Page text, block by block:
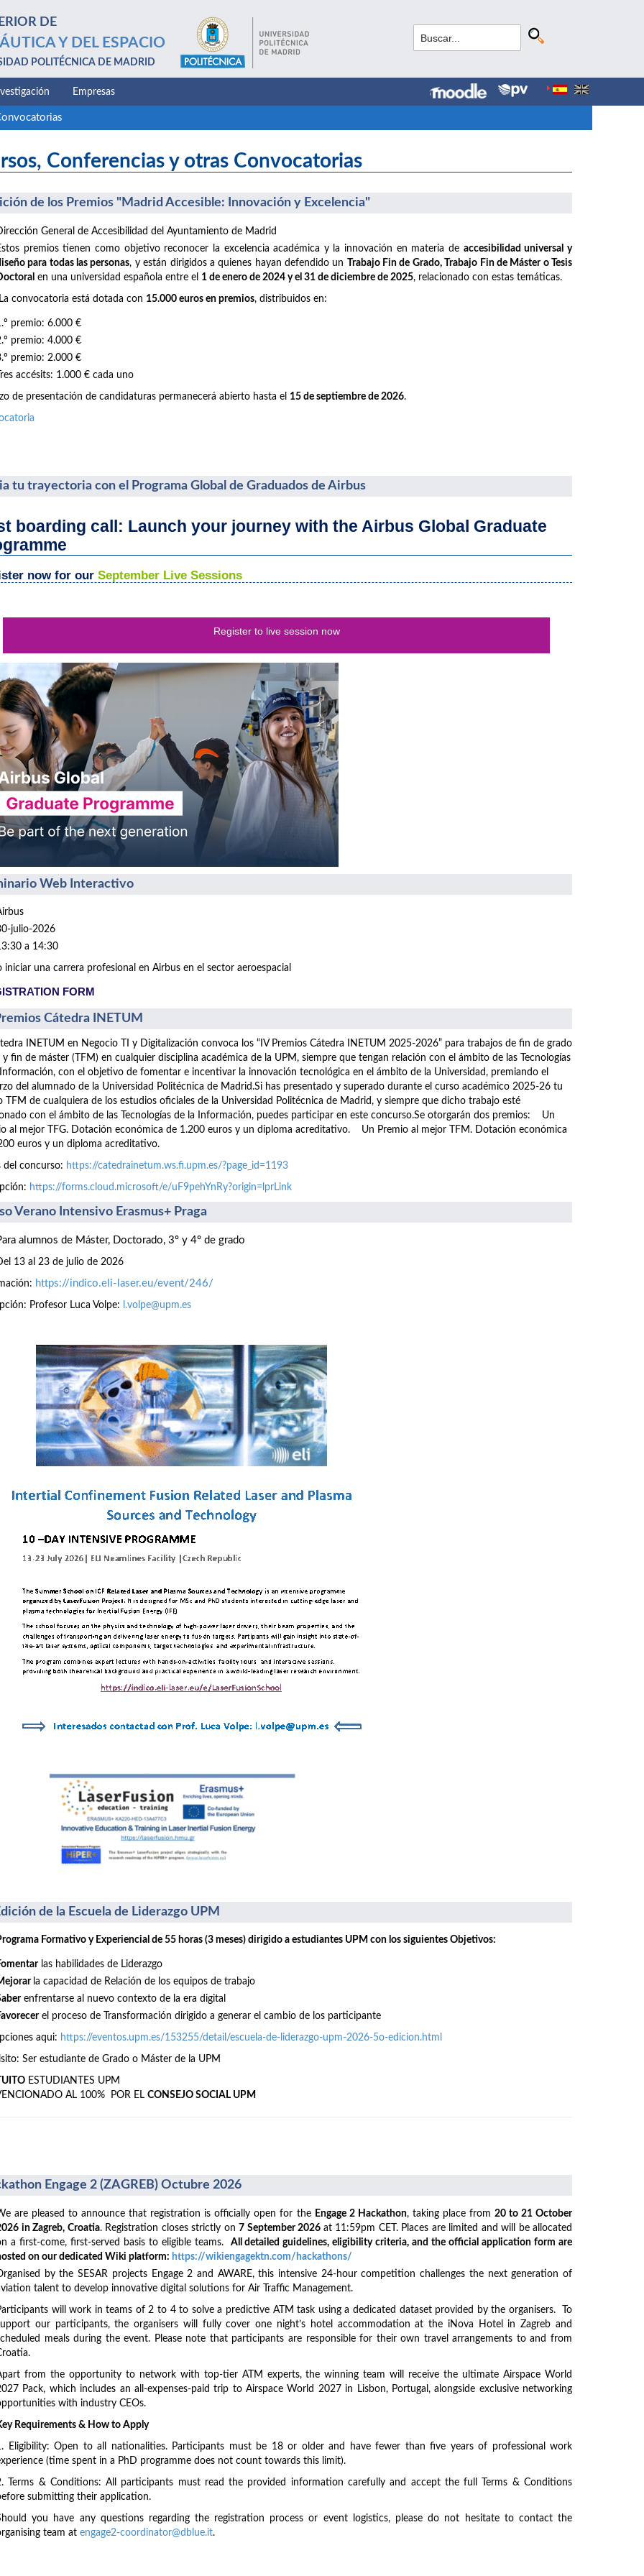
DE
Y DEL ESPACIO
POLITÉCNICA DE MADRID
Empresas
Conferencias y otras Convocatorias
de los Premios "Madrid Accesible: Innovación y Excelencia"
General de Accesibilidad del Ayuntamiento de Madrid
premios tienen como objetivo reconocer la excelencia académica y la innovación en materia de accesibilidad universal y
para todas las personas, y están dirigidos a quienes hayan defendido un Trabajo Fin de Grado, Trabajo Fin de Máster o Tesis
en una universidad española entre el 1 de enero de 2024 y el 31 de diciembre de 2025, relacionado con estas temáticas.
convocatoria está dotada con 15.000 euros en premios, distribuidos en:
premio: 6.000 €
premio: 4.000 €
premio: 2.000 €
accésits: 1.000 € cada uno
de presentación de candidaturas permanecerá abierto hasta el 15 de septiembre de 2026.
tu trayectoria con el Programa Global de Graduados de Airbus
boarding call: Launch your journey with the Airbus Global Graduate
now for our September Live Sessions
Register to live session now
Web Interactivo
julio-2026
a 14:30
iniciar una carrera profesional en Airbus en el sector aeroespacial
FORM
Cátedra INETUM
INETUM en Negocio TI y Digitalización convoca los “IV Premios Cátedra INETUM 2025-2026” para trabajos de fin de grado
y fin de máster (TFM) en cualquier disciplina académica de la UPM, siempre que tengan relación con el ámbito de las Tecnologías
con el objetivo de fomentar e incentivar la innovación tecnológica en el ámbito de la Universidad, premiando el
del alumnado de la Universidad Politécnica de Madrid.Si has presentado y superado durante el curso académico 2025-26 tu
TFM de cualquiera de los estudios oficiales de la Universidad Politécnica de Madrid, y siempre que dicho trabajo esté
con el ámbito de las Tecnologías de la Información, puedes participar en este concurso.Se otorgarán dos premios: Un
al mejor TFG. Dotación económica de 1.200 euros y un diploma acreditativo. Un Premio al mejor TFM. Dotación económica
euros y un diploma acreditativo.
del concurso: https://catedrainetum.ws.fi.upm.es/?page_id=1193
https://forms.cloud.microsoft/e/uF9pehYnRy?origin=lprLink
Verano Intensivo Erasmus+ Praga
alumnos de Máster, Doctorado, 3º y 4º de grado
13 al 23 de julio de 2026
https://indico.eli-laser.eu/event/246/
Profesor Luca Volpe: l.volpe@upm.es
de la Escuela de Liderazgo UPM
Formativo y Experiencial de 55 horas (3 meses) dirigido a estudiantes UPM con los siguientes Objetivos:
las habilidades de Liderazgo
la capacidad de Relación de los equipos de trabajo
enfrentarse al nuevo contexto de la era digital
el proceso de Transformación dirigido a generar el cambio de los participante
aqui: https://eventos.upm.es/153255/detail/escuela-de-liderazgo-upm-2026-5o-edicion.html
Ser estudiante de Grado o Máster de la UPM
ESTUDIANTES UPM
AL 100% POR EL CONSEJO SOCIAL UPM
Engage 2 (ZAGREB) Octubre 2026
are pleased to announce that registration is officially open for the Engage 2 Hackathon, taking place from 20 to 21 October
in Zagreb, Croatia. Registration closes strictly on 7 September 2026 at 11:59pm CET. Places are limited and will be allocated
a first-come, first-served basis to eligible teams. All detailed guidelines, eligibility criteria, and the official application form are
on our dedicated Wiki platform: https://wikiengagektn.com/hackathons/
by the SESAR projects Engage 2 and AWARE, this intensive 24-hour competition challenges the next generation of
talent to develop innovative digital solutions for Air Traffic Management.
will work in teams of 2 to 4 to solve a predictive ATM task using a dedicated dataset provided by the organisers. To
our participants, the organisers will fully cover one night’s hotel accommodation at the iNova Hotel in Zagreb and
meals during the event. Please note that participants are responsible for their own travel arrangements to and from
from the opportunity to network with top-tier ATM experts, the winning team will receive the ultimate Airspace World
Pack, which includes an all-expenses-paid trip to Airspace World 2027 in Lisbon, Portugal, alongside exclusive networking
with industry CEOs.
Requirements & How to Apply
Eligibility: Open to all nationalities. Participants must be 18 or older and have fewer than five years of professional work
(time spent in a PhD programme does not count towards this limit).
Terms & Conditions: All participants must read the provided information carefully and accept the full Terms & Conditions
submitting their application.
you have any questions regarding the registration process or event logistics, please do not hesitate to contact the
team at engage2-coordinator@dblue.it.